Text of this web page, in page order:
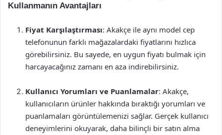
Kullanmanın Avantajları
Fiyat Karşılaştırması: Akakçe ile aynı model cep
telefonunun farklı mağazalardaki fiyatlarını hızlıca
görebilirsiniz. Bu sayede, en uygun fiyatı bulmak için
harcayacağınız zamanı en aza indirebilirsiniz.
Kullanıcı Yorumları ve Puanlamalar: Akakçe,
kullanıcıların ürünler hakkında bıraktığı yorumları ve
puanlamaları görüntülemenizi sağlar. Gerçek kullanıcı
deneyimlerini okuyarak, daha bilinçli bir satın alma